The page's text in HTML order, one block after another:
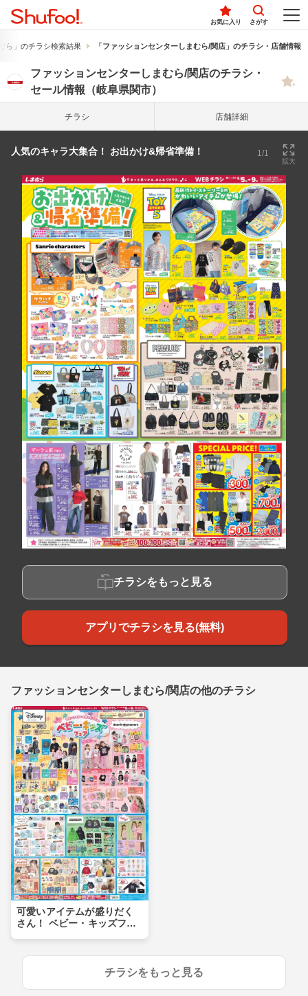
お気に入り さがす
ら」のチラシ検索結果 「ファッションセンターしまむら/関店」のチラシ・店舗情報
ファッションセンターしまむら/関店のチラシ・
セール情報（岐阜県関市）
チラシ 店舗詳細
人気のキャラ大集合！ お出かけ&帰省準備！ 1/1
拡大
チラシをもっと見る
アプリでチラシを見る(無料)
ファッションセンターしまむら/関店の他のチラシ
可愛いアイテムが盛りだく
さん！ ベビー・キッズフェ
チラシをもっと見る